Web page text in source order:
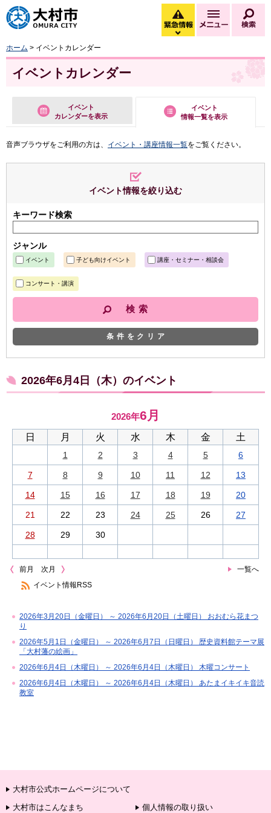
大村市
緊急情報
緊急情報を開く
メニュー
ホーム > イベントカレンダー
イベントカレンダー
イベント
カレンダーを表示
イベント
情報一覧を表示
音声ブラウザをご利用の方は、 イベント・講座情報一覧をご覧ください。
イベント情報を絞り込む
キーワード検索
ジャンル
イベント 子ども向けイベント 講座・セミナー・相談会
コンサート・講演
条件をクリア
2026年6月4日（木）のイベント
2026年6月
日 月 火 水 木 金 土
1 2 3 4 5 6
7 8 9 10 11 12 13
14 15 16 17 18 19 20
21 22 23 24 25 26 27
28 29 30
前月 一覧へ
次月
イベント情報RSS
2026年3月20日（金曜日） ～ 2026年6月20日（土曜日） おおむら花まつ
り
2026年5月1日（金曜日） ～ 2026年6月7日（日曜日） 歴史資料館テーマ展
「大村藩の絵画」
2026年6月4日（木曜日） ～ 2026年6月4日（木曜日） 木曜コンサート
2026年6月4日（木曜日） ～ 2026年6月4日（木曜日） あたまイキイキ音読
教室
大村市公式ホームページについて
大村市はこんなまち
個人情報の取り扱い